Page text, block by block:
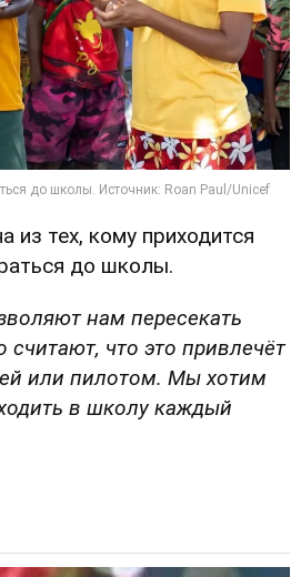
тех, кому приходится
до школы.
нам пересекать
считают, что это привлечёт
или пилотом. Мы хотим
в школу каждый